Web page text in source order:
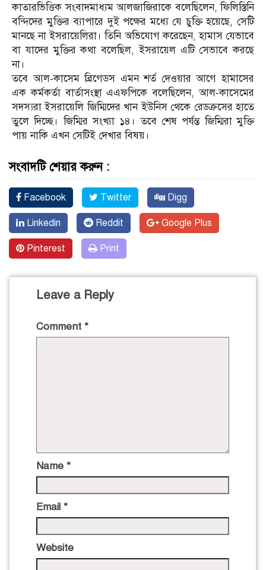
কাতারভিত্তিক সংবাদমাধ্যম আলজাজিরাকে বলেছিলেন, ফিলিস্তিনি
বন্দিদের মুক্তির ব্যাপারে দুই পক্ষের মধ্যে যে চুক্তি হয়েছে, সেটি
মানছে না ইসরায়েলিরা। তিনি অভিযোগ করেছেন, হামাস যেভাবে
বা যাদের মুক্তির কথা বলেছিল, ইসরায়েল এটি সেভাবে করছে
না।
তবে আল-কাসেম ব্রিগেডস এমন শর্ত দেওয়ার আগে হামাসের
এক কর্মকর্তা বার্তাসংস্থা এএফপিকে বলেছিলেন, আল-কাসেমের
সদস্যরা ইসরায়েলি জিম্মিদের খান ইউনিস থেকে রেডক্রসের হাতে
তুলে দিচ্ছে। জিম্মির সংখ্যা ১৪। তবে শেষ পর্যন্ত জিম্মিরা মুক্তি
পায় নাকি এখন সেটিই দেখার বিষয়।
সংবাদটি শেয়ার করুন :
Facebook Twitter Digg
Linkedin Reddit Google Plus
Pinterest Print
Leave a Reply
Comment *
Name *
Email *
Website